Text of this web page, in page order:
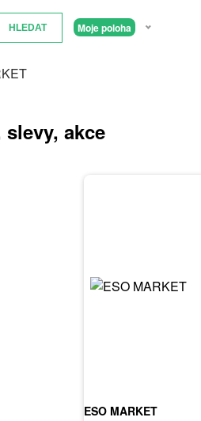
Moje poloha
slevy, akce
ESO MARKET